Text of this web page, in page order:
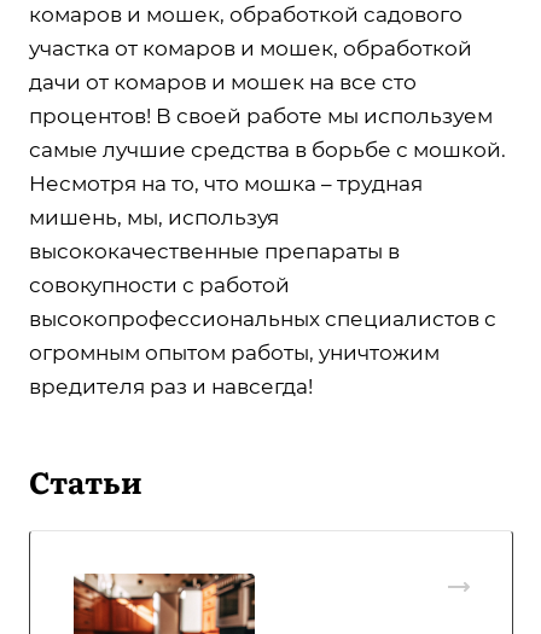
комаров и мошек, обработкой садового
участка от комаров и мошек, обработкой
дачи от комаров и мошек на все сто
процентов! В своей работе мы используем
самые лучшие средства в борьбе с мошкой.
Несмотря на то, что мошка – трудная
мишень, мы, используя
высококачественные препараты в
совокупности с работой
высокопрофессиональных специалистов с
огромным опытом работы, уничтожим
вредителя раз и навсегда!
Статьи